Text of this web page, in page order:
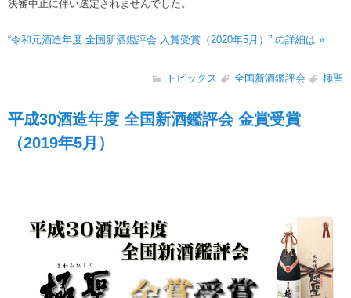
決審中止に伴い選定されませんでした。
“令和元酒造年度 全国新酒鑑評会 入賞受賞（2020年5月）” の詳細は »
トピックス 全国新酒鑑評会 極聖
平成30酒造年度 全国新酒鑑評会 金賞受賞
（2019年5月）